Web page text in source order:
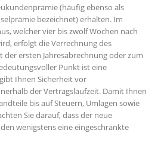
(häufig ebenso als
bezeichnet) erhalten. Im
welcher vier bis zwölf Wochen nach
erfolgt die Verrechnung des
ersten Jahresabrechnung oder zum
Punkt ist eine
Ihnen Sicherheit vor
der Vertragslaufzeit. Damit Ihnen
bis auf Steuern, Umlagen sowie
Sie darauf, dass der neue
wenigstens eine eingeschränkte